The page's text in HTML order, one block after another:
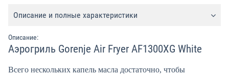
Описание и полные характеристики
Описание:
Аэрогриль Gorenje Air Fryer AF1300XG White
Всего нескольких капель масла достаточно, чтобы